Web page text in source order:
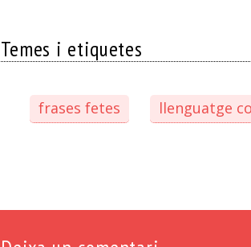
Temes i etiquetes
frases fetes llenguatge